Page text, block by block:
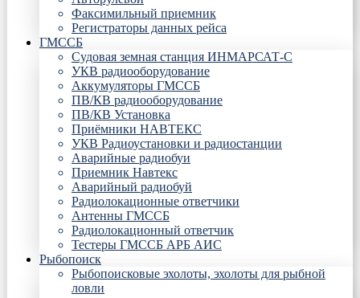
Факсимильный приемник
Регистраторы данных рейса
ГМССБ
Судовая земная станция ИНМАРСАТ-С
УКВ радиооборудование
Аккумуляторы ГМССБ
ПВ/КВ радиооборудование
ПВ/КВ Установка
Приёмники НАВТЕКС
УКВ Радиоустановки и радиостанции
Аварийные радиобуи
Приемник Навтекс
Аварийный радиобуй
Радиолокационные ответчики
Антенны ГМССБ
Радиолокационный ответчик
Тестеры ГМССБ АРБ АИС
Рыбопоиск
Рыбопоисковые эхолоты, эхолоты для рыбной
ловли